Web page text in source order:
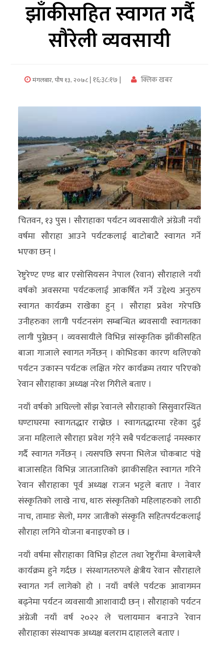
अर्थ/
विज्ञान
विचार/
ब्लग
खेलकुद
रोचक
अन्य
क्लिक
खबर
विशेष
राशिफल
फोटो
ग्यालरी
भिडियो
झाँकीसहित स्वागत गर्दै
सौरेली व्यवसायी
मंगलबार, पौष १३, २०७८| १६:३८:१७ | क्लिक खबर
चितवन, १३ पुस । सौराहाका पर्यटन व्यवसायीले अंग्रेजी नयाँ
वर्षमा सौराहा आउने पर्यटकलाई बाटोबाटै स्वागत गर्ने
भएका छन् ।
रेष्टुरेण्ट एण्ड बार एसोसियसन नेपाल (रेवान) सौराहाले नयाँ
वर्षको अवसरमा पर्यटकलाई आकर्षित गर्ने उद्देश्य अनुरुप
स्वागत कार्यक्रम राखेका हुन् । सौराहा प्रवेश गरेपछि
उनीहरुका लागी पर्यटनसंग सम्बन्धित ब्यवसायी स्वागतका
लागी पुग्नेछन् । व्यवसायीले विभिन्न सांस्कृतिक झाँकीसहित
बाजा गाजाले स्वागत गर्नेछन् । कोभिडका कारण थलिएको
पर्यटन उकास्न पर्यटक लक्षित गरेर कार्यक्रम तयार परिएको
रेवान सौराहाका अध्यक्ष नरेश गिरीले बताए ।
नयाँ वर्षको अघिल्लो साँझ रेवानले सौराहाको सिसुवारस्थित
घण्टाघरमा स्वागतद्धार राख्नेछ । स्वागतद्धारमा रहेका दुई
जना महिलाले सौराहा प्रवेश गर्र्ने सबै पर्यटकलाई नमस्कार
गर्दै स्वागत गर्नेछन् । त्यसपछि सपना भिलेज चोकबाट पंञ्चे
बाजासहित विभिन्न जातजातिको झाकीसहित स्वागत गरिने
रेवान सौराहाका पूर्व अध्यक्ष राजन भट्टले बताए । नेवार
संस्कृतिको लाखे नाच, थारु संस्कृतिको महिलाहरुको लाठी
नाच, तामाङ सेलो, मगर जातीको संस्कृति सहितपर्यटकलाई
सौराहा लगिने योजना बनाइएको छ ।
नयाँ वर्षमा सौराहाका विभिन्न होटल तथा रेष्टुराँमा बेग्लाबेग्लै
कार्यक्रम हुने गर्दछ । संस्थागतरुपले क्षेत्रीय रेवान सौराहाले
स्वागत गर्न लागेको हो । नयाँ वर्षले पर्यटक आवागमन
बढ्नेमा पर्यटन व्यवसायी आशावादी छन् । सौराहाको पर्यटन
अंग्रेजी नयाँ वर्ष २०२२ ले चलायमान बनाउने रेवान
सौराहाका संस्थापक अध्यक्ष बलराम दाहालले बताए ।